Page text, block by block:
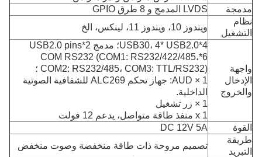
مدمجة
LVDS المدمج و 8 طرق GPIO
نظام
التشغيل
ويندوز 10، ويندوز 11، لينكس، الخ
واجهة
الإدخال
والخروج
4*USB30، 4* USB2.0؛ مدمج 2*USB2.0 pins
6*COM RS232 (COM1: RS232/422/485،
COM2: RS232/485، COM3: TTL/RS232) ؛
1 × AUD: جهاز تحكم ALC269 للشفافية الصوتية
الداخلية.
1 × زر تشغيل
1 x منفذ طاقة متواصل، يدعم 12 فولت
القوة
DC 12V 5A
طريقة
التبريد
تصميم مروحة ذات طاقة منخفضة وصوت منخفض